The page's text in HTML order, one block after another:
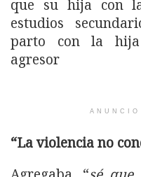
que su hija con
estudios
parto con la hija
agresor
“La violencia no